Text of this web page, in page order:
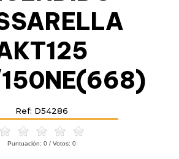
Ref: D54286
Puntuación: 0 / Votos: 0